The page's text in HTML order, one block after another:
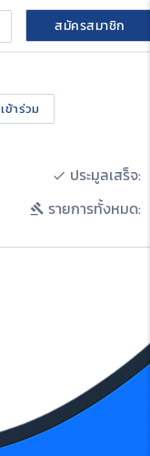
สมัครสมาชิก
เข้าร่วม
done ประมูลเสร็จ:
gavel รายการทั้งหมด: